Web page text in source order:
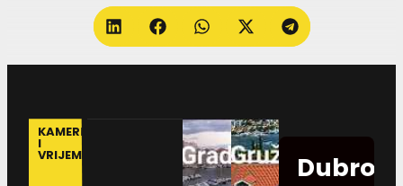
KAMERE
I
VRIJEME